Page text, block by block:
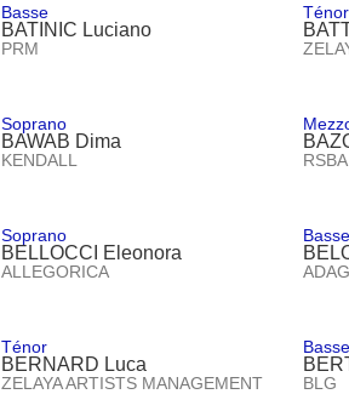
Basse
BATINIC Luciano
PRM
Ténor
Soprano
BAWAB Dima
KENDALL RSBA
Soprano
BELLOCCI Eleonora
ALLEGORICA
Basse
Ténor
BERNARD Luca
ZELAYA ARTISTS MANAGEMENT
Basse
BLG